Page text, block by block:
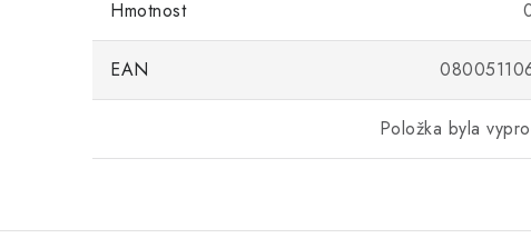
Hmotnost
EAN
Položka byla